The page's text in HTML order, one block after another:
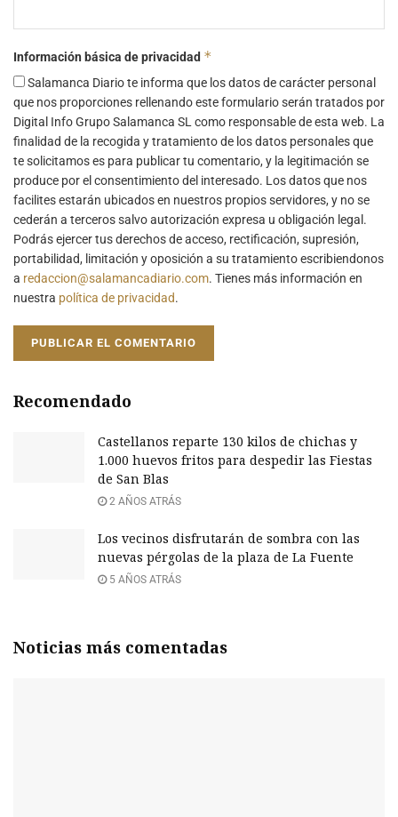
Información básica de privacidad *
Salamanca Diario te informa que los datos de carácter personal
que nos proporciones rellenando este formulario serán tratados por
Digital Info Grupo Salamanca SL como responsable de esta web. La
finalidad de la recogida y tratamiento de los datos personales que
te solicitamos es para publicar tu comentario, y la legitimación se
produce por el consentimiento del interesado. Los datos que nos
facilites estarán ubicados en nuestros propios servidores, y no se
cederán a terceros salvo autorización expresa u obligación legal.
Podrás ejercer tus derechos de acceso, rectificación, supresión,
portabilidad, limitación y oposición a su tratamiento escribiendonos
a redaccion@salamancadiario.com. Tienes más información en
nuestra política de privacidad.
Recomendado
Castellanos reparte 130 kilos de chichas y
1.000 huevos fritos para despedir las Fiestas
de San Blas
2 AÑOS ATRÁS
Los vecinos disfrutarán de sombra con las
nuevas pérgolas de la plaza de La Fuente
5 AÑOS ATRÁS
Noticias más comentadas